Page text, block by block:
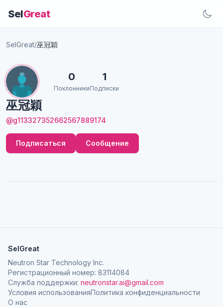
SelGreat
SelGreat/巫冠穎
巫冠穎
@g113327352662567889174
0
Поклонники
1
Подписки
Подписаться Сообщение
SelGreat
Neutron Star Technology Inc.
Регистрационный номер: 83114084
Служба поддержки: neutronstar.ai@gmail.com
Условия использованияПолитика конфиденциальности
О нас